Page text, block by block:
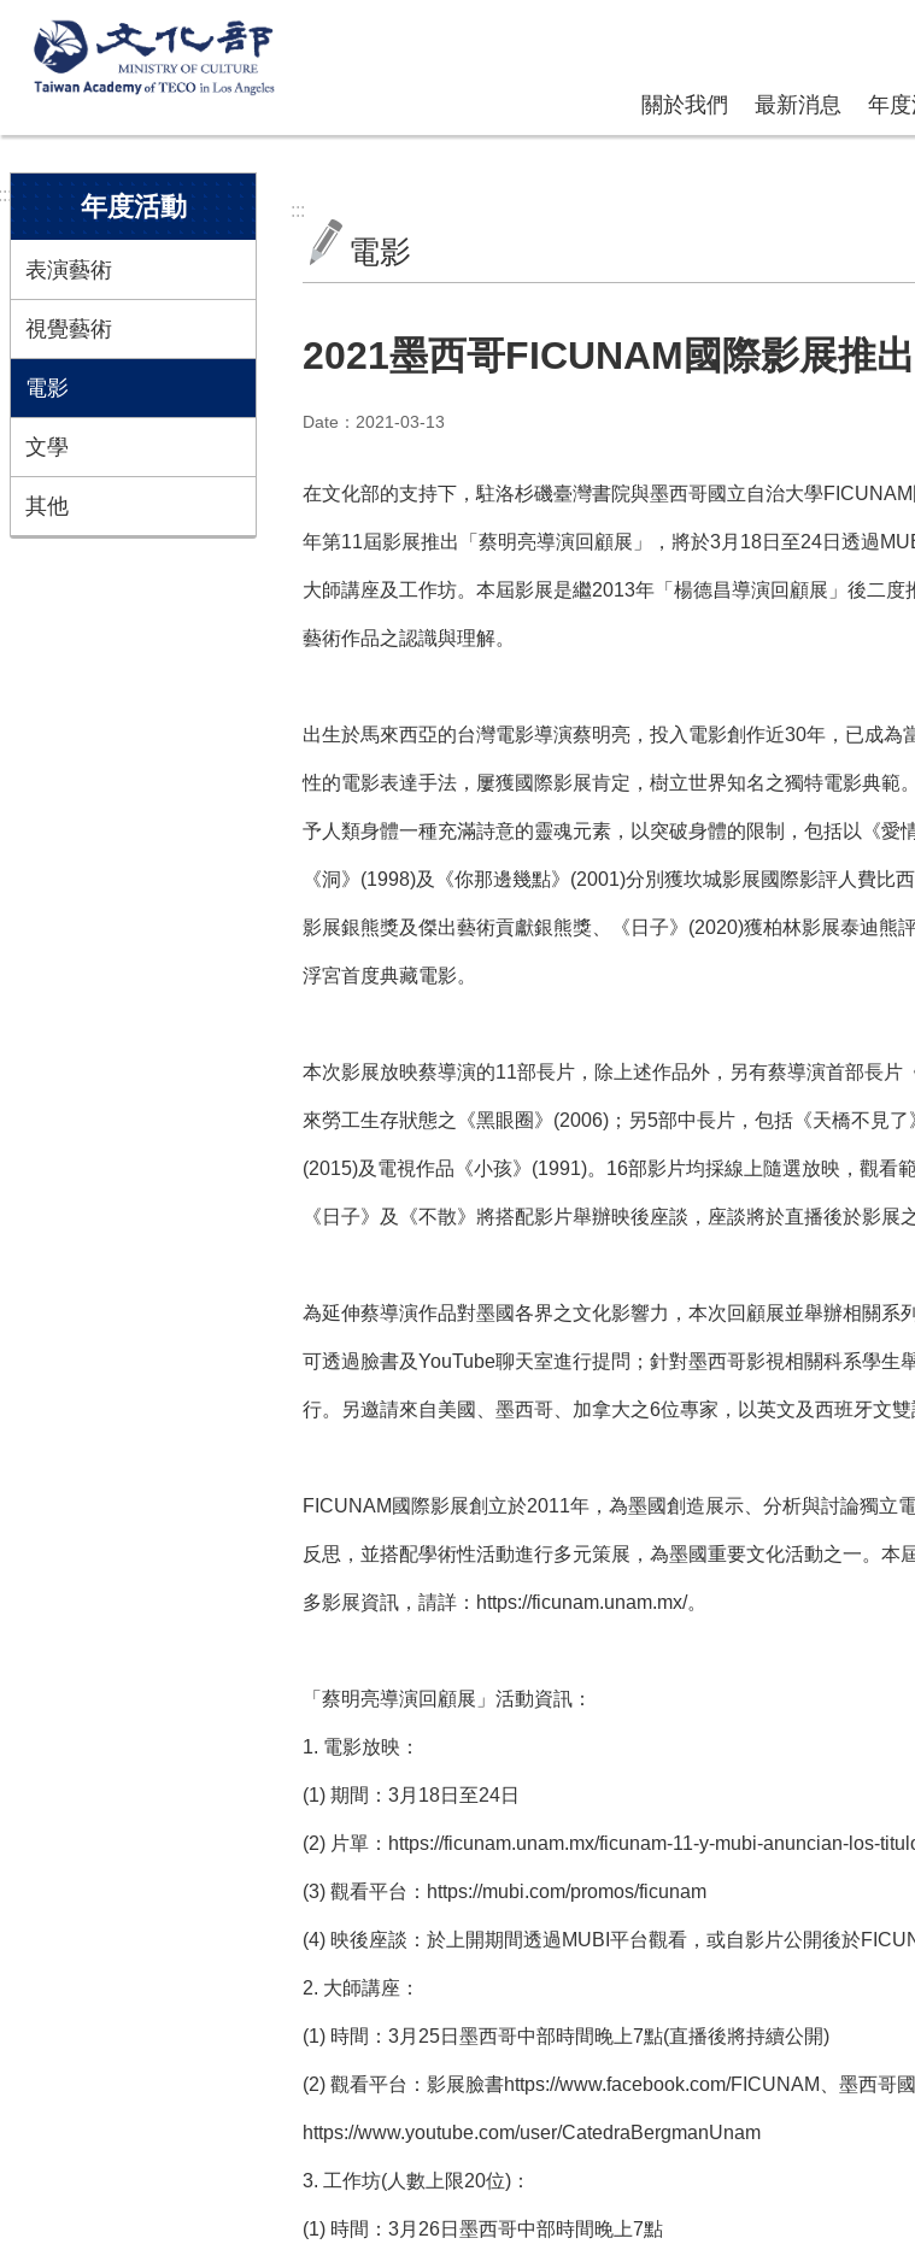
跳到主要內容區塊
關於我們 最新消息 年
年度活動
表演藝術
視覺藝術
電影
文學
其他
:::
電影
2021墨西哥FICUNAM國際影展推
Date：2021-03-13
在文化部的支持下，駐洛杉磯臺灣書院與墨西哥國立自治大學
年第11屆影展推出「蔡明亮導演回顧展」，將於3月18日至24日透過
大師講座及工作坊。本屆影展是繼2013年「楊德昌導演回顧展」後二
藝術作品之認識與理解。
出生於馬來西亞的台灣電影導演蔡明亮，投入電影創作近30年，已成
性的電影表達手法，屢獲國際影展肯定，樹立世界知名之獨特電影典
予人類身體一種充滿詩意的靈魂元素，以突破身體的限制，包括以《愛
《洞》(1998)及《你那邊幾點》(2001)分別獲坎城影展國際影評人費
影展銀熊獎及傑出藝術貢獻銀熊獎、《日子》(2020)獲柏林影展泰迪
浮宮首度典藏電影。
本次影展放映蔡導演的11部長片，除上述作品外，另有蔡導演首部長
來勞工生存狀態之《黑眼圈》(2006)；另5部中長片，包括《天橋不見
(2015)及電視作品《小孩》(1991)。16部影片均採線上隨選放映，觀
《日子》及《不散》將搭配影片舉辦映後座談，座談將於直播後於影展
為延伸蔡導演作品對墨國各界之文化影響力，本次回顧展並舉辦相關
可透過臉書及YouTube聊天室進行提問；針對墨西哥影視相關科系學
行。另邀請來自美國、墨西哥、加拿大之6位專家，以英文及西班牙文
FICUNAM國際影展創立於2011年，為墨國創造展示、分析與討論獨
反思，並搭配學術性活動進行多元策展，為墨國重要文化活動之一。
多影展資訊，請詳： https://ficunam.unam.mx/。
「蔡明亮導演回顧展」活動資訊：
1. 電影放映：
(1) 期間：3月18日至24日
(2) 片單： https://ficunam.unam.mx/ficunam-11-y-mubi-anuncian-los-
(3) 觀看平台： https://mubi.com/promos/ficunam
(4) 映後座談：於上開期間透過MUBI平台觀看，或自影片公開後於
2. 大師講座：
(1) 時間：3月25日墨西哥中部時間晚上7點(直播後將持續公開)
(2) 觀看平台：影展臉書https://www.facebook.com/FICUNAM 、墨西哥
https://www.youtube.com/user/CatedraBergmanUnam
3. 工作坊(人數上限20位)：
(1) 時間：3月26日墨西哥中部時間晚上7點